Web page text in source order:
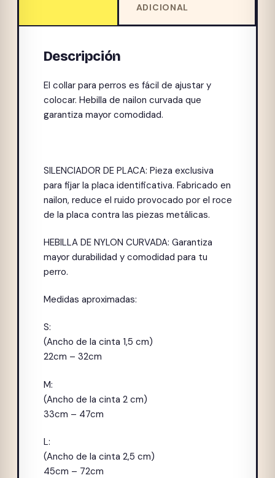
ADICIONAL
Descripción
El collar para perros es fácil de ajustar y
colocar. Hebilla de nailon curvada que
garantiza mayor comodidad.
SILENCIADOR DE PLACA: Pieza exclusiva
para fijar la placa identificativa. Fabricado en
nailon, reduce el ruido provocado por el roce
de la placa contra las piezas metálicas.
HEBILLA DE NYLON CURVADA: Garantiza
mayor durabilidad y comodidad para tu
perro.
Medidas aproximadas:
S:
(Ancho de la cinta 1,5 cm)
22cm – 32cm
M:
(Ancho de la cinta 2 cm)
33cm – 47cm
L:
(Ancho de la cinta 2,5 cm)
45cm – 72cm